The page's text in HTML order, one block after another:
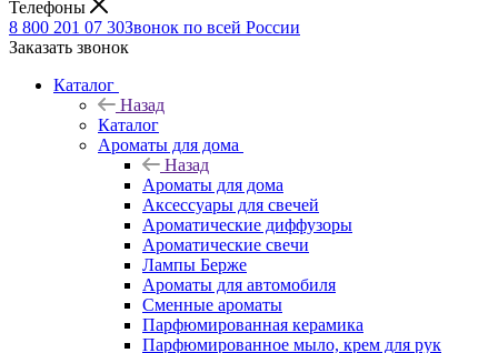
Телефоны
8 800 201 07 30Звонок по всей России
Заказать звонок
Каталог
Назад
Каталог
Ароматы для дома
Назад
Ароматы для дома
Аксессуары для свечей
Ароматические диффузоры
Ароматические свечи
Лампы Берже
Ароматы для автомобиля
Сменные ароматы
Парфюмированная керамика
Парфюмированное мыло, крем для рук